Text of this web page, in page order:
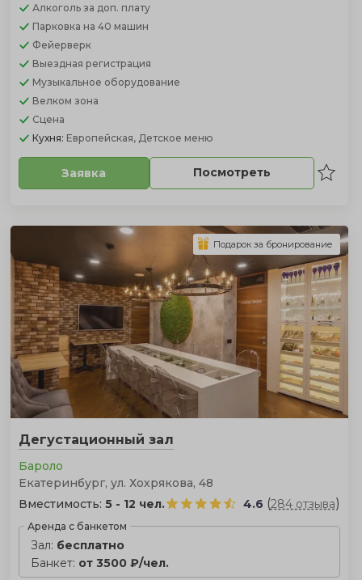
Алкоголь за доп. плату
Парковка на 40 машин
Фейерверк
Выездная регистрация
Музыкальное оборудование
Велком зона
Сцена
Кухня: Европейская, Детское меню
Заявка Посмотреть
Дегустационный зал
Бароло
Екатеринбург, ул. Хохрякова, 48
Вместимость: 5 - 12 чел. 4.6 (284 отзыва)
Аренда с банкетом
Зал: бесплатно
Банкет: от 3500 ₽/чел.
Подарок за бронирование